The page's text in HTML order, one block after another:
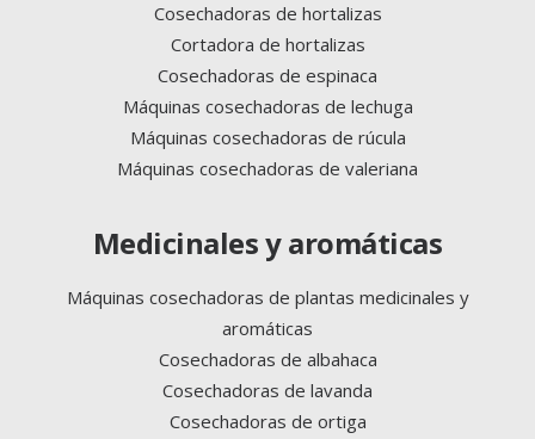
Cosechadoras de hortalizas
Cortadora de hortalizas
Cosechadoras de espinaca
Máquinas cosechadoras de lechuga
Máquinas cosechadoras de rúcula
Máquinas cosechadoras de valeriana
Medicinales y aromáticas
Máquinas cosechadoras de plantas medicinales y
aromáticas
Cosechadoras de albahaca
Cosechadoras de lavanda
Cosechadoras de ortiga